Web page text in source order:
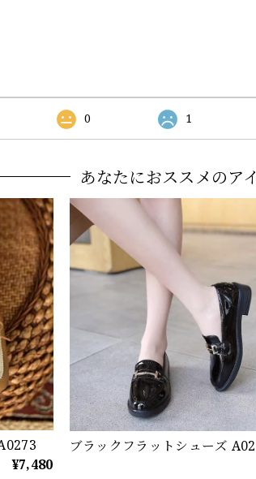
0 1
あなたにおススメのア
¥7,480
ブラックフラットシューズ